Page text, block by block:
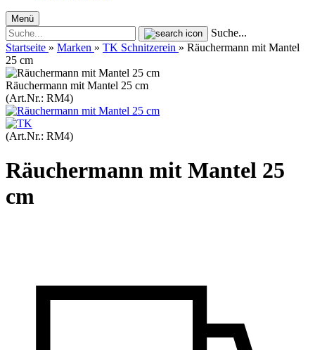
Menü
Suche...
Startseite » Marken » TK Schnitzerein » Räuchermann mit Mantel
25 cm
Räuchermann mit Mantel 25 cm
(Art.Nr.: RM4)
(Art.Nr.: RM4)
Räuchermann mit Mantel 25
cm